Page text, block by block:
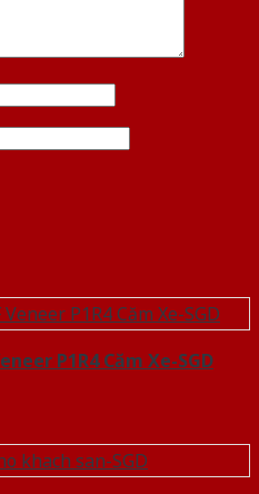
P1R4 Căm Xe-SGD